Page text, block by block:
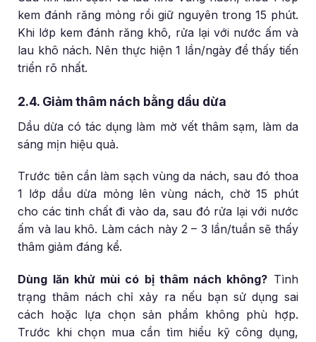
kem đánh răng mỏng rồi giữ nguyên trong 15 phút.
Khi lớp kem đánh răng khô, rửa lại với nước ấm và
lau khô nách. Nên thực hiện 1 lần/ngày để thấy tiến
triển rõ nhất.
2.4. Giảm thâm nách bằng dầu dừa
Dầu dừa có tác dụng làm mờ vết thâm sạm, làm da
sáng mịn hiệu quả.
Trước tiên cần làm sạch vùng da nách, sau đó thoa
1 lớp dầu dừa mỏng lên vùng nách, chờ 15 phút
cho các tinh chất đi vào da, sau đó rửa lại với nước
ấm và lau khô. Làm cách này 2 – 3 lần/tuần sẽ thấy
thâm giảm đáng kể.
Dùng lăn khử mùi có bị thâm nách không? Tình
trạng thâm nách chỉ xảy ra nếu bạn sử dụng sai
cách hoặc lựa chọn sản phẩm không phù hợp.
Trước khi chọn mua cần tìm hiểu kỹ công dụng,